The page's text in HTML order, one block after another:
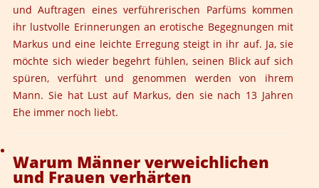
und Auftragen eines verführerischen Parfüms kommen
ihr lustvolle Erinnerungen an erotische Begegnungen mit
Markus und eine leichte Erregung steigt in ihr auf. Ja, sie
möchte sich wieder begehrt fühlen, seinen Blick auf sich
spüren, verführt und genommen werden von ihrem
Mann. Sie hat Lust auf Markus, den sie nach 13 Jahren
Ehe immer noch liebt.
Warum Männer verweichlichen
und Frauen verhärten